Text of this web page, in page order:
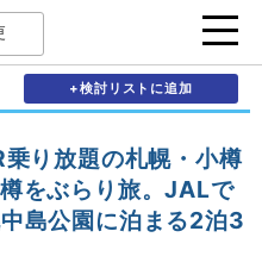
+検討リストに追加
乗り放題の札幌・小樽
をぶらり旅。JALで
島公園に泊まる2泊3